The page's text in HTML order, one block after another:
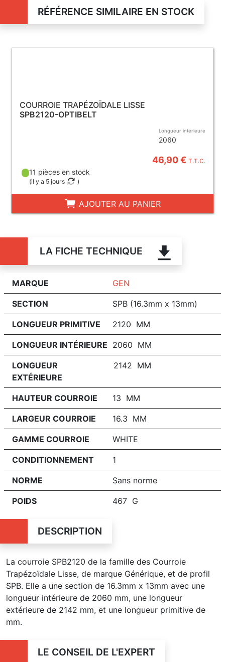
RÉFÉRENCE SIMILAIRE EN STOCK
COURROIE TRAPÉZOÏDALE LISSE
SPB2120-OPTIBELT
Longueur intérieure
2060
46,90 €T.T.C.
11 pièces en stock
(il y a 5 jours )
AJOUTER AU PANIER
LA FICHE TECHNIQUE
MARQUE GEN
SECTION SPB (16.3mm x 13mm)
LONGUEUR PRIMITIVE 2120 MM
LONGUEUR INTÉRIEURE 2060 MM
LONGUEUR
EXTÉRIEURE
2142 MM
HAUTEUR COURROIE 13 MM
LARGEUR COURROIE 16.3 MM
GAMME COURROIE WHITE
CONDITIONNEMENT 1
NORME Sans norme
POIDS 467 G
DESCRIPTION
La courroie SPB2120 de la famille des Courroie
Trapézoïdale Lisse, de marque Générique, et de profil
SPB. Elle a une section de 16.3mm x 13mm avec une
longueur intérieure de 2060 mm, une longueur
extérieure de 2142 mm, et une longueur primitive de
mm.
LE CONSEIL DE L'EXPERT